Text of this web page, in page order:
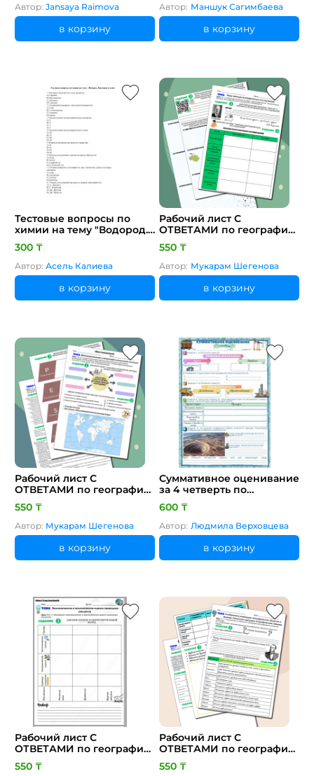
Автор: Jansaya Raimova
в корзину
Автор: Маншук Сагимбаева
в корзину
Тестовые вопросы по
химии на тему "Водород.
Кислород и озон"
300 ₸
Автор: Асель Калиева
в корзину
Рабочий лист С
ОТВЕТАМИ по географии
за 8 класс 1 четверть.
Тема: Виды методов
географических
исследований Цель: 8.1.1.3
объясняет значение
полевых,
исследований и
применяет их
550 ₸
Автор: Мукарам Шегенова
в корзину
Рабочий лист С
ОТВЕТАМИ по географии
за 7 класс 3 четверть.
Тема: Межнациональное
и межконфессиональное
согласие. Цель: 7.​4.​1.​4 с
дополнительным охватом
казахстанского
межконфессионального
согла
550 ₸
Автор: Мукарам Шегенова
в корзину
Суммативное оценивание
за 4 четверть по
географии, 7 класс
600 ₸
Автор: Людмила Верховцева
в корзину
Рабочий лист С
ОТВЕТАМИ по географии
за 8 класс 3 четверть.
Тема: Экономическая и
550 ₸
Рабочий лист С
ОТВЕТАМИ по географии
за 9 класс 1 четверть.
Тема: Особенности
550 ₸